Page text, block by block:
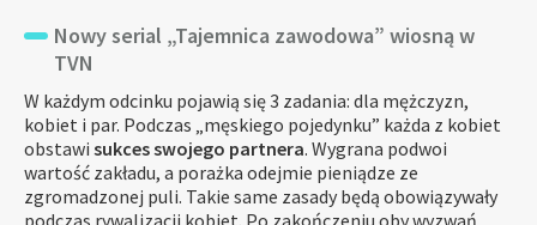
Nowy serial „Tajemnica zawodowa” wiosną w
TVN
W każdym odcinku pojawią się 3 zadania: dla mężczyzn,
kobiet i par. Podczas „męskiego pojedynku” każda z kobiet
obstawi sukces swojego partnera. Wygrana podwoi
wartość zakładu, a porażka odejmie pieniądze ze
zgromadzonej puli. Takie same zasady będą obowiązywały
podczas rywalizacji kobiet. Po zakończeniu oby wyzwań